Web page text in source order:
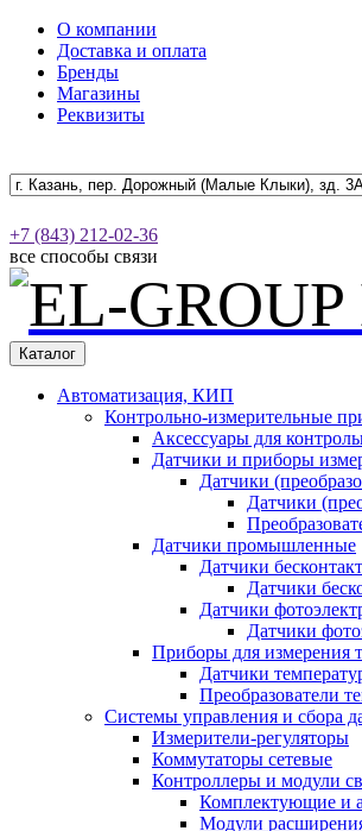
О компании
Доставка и оплата
Бренды
Магазины
Реквизиты
+7 (843) 212-02-36
все способы связи
Каталог
Автоматизация, КИП
Контрольно-измерительные
Аксессуары для
Датчики и приборы
Датчики
Датчики
Датчики промышленные
Датчики
Датчики
Датчики
Датчики
Приборы для измерения
Датчики
Преобразователи
Системы управления и сбора
Измерители-регуляторы
Коммутаторы сетевые
Контроллеры и модули
Комплектующие и
Модули